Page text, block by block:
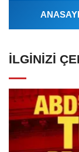
İLGINIZI